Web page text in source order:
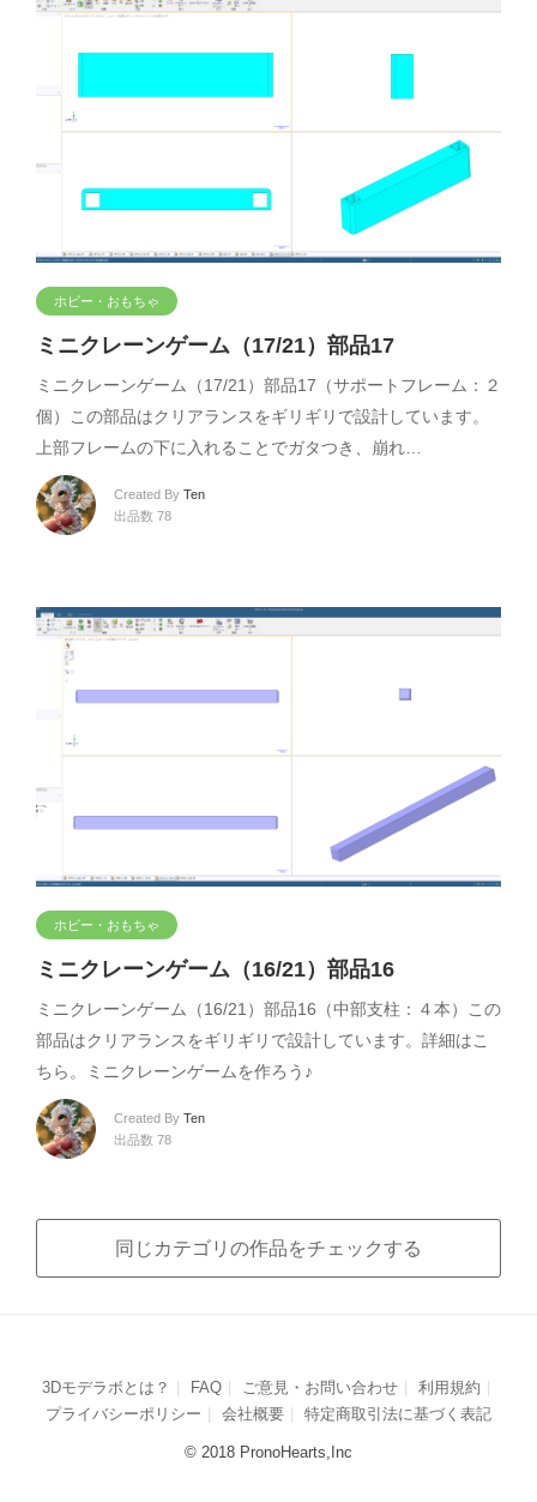
ホビー・おもちゃ
ミニクレーンゲーム（17/21）部品17
ミニクレーンゲーム（17/21）部品17（サポートフレーム：２
個）この部品はクリアランスをギリギリで設計しています。
上部フレームの下に入れることでガタつき、崩れ…
Created By Ten
出品数 78
ホビー・おもちゃ
ミニクレーンゲーム（16/21）部品16
ミニクレーンゲーム（16/21）部品16（中部支柱：４本）この
部品はクリアランスをギリギリで設計しています。詳細はこ
ちら。ミニクレーンゲームを作ろう♪
Created By Ten
出品数 78
同じカテゴリの作品をチェックする
3Dモデラボとは？ FAQ ご意見・お問い合わせ
利用規約
プライバシーポリシー
会社概要 特定商取引法に基づく表記
© 2018 PronoHearts,Inc